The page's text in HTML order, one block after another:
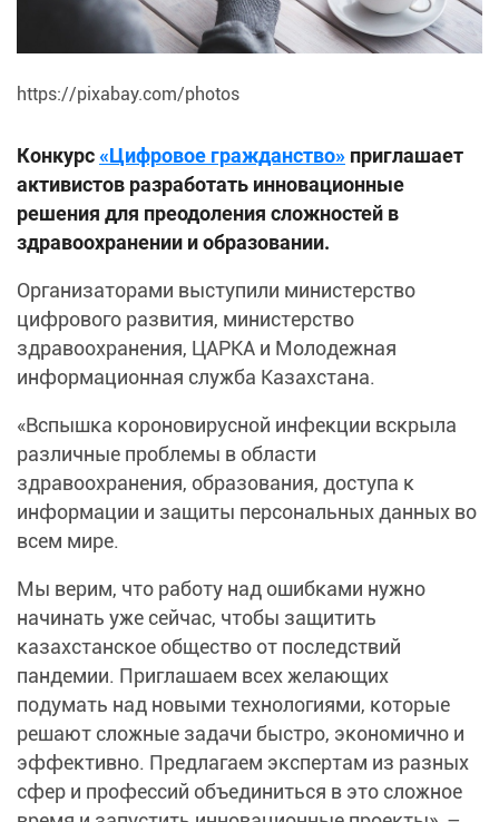
https://pixabay.com/photos
Конкурс«Цифровое гражданство» приглашает
активистов разработать инновационные
решения для преодоления сложностей в
здравоохранении и образовании.
Организаторами выступили министерство
цифрового развития, министерство
здравоохранения, ЦАРКА и Молодежная
информационная служба Казахстана.
«Вспышка короновирусной инфекции вскрыла
различные проблемы в области
здравоохранения, образования, доступа к
информации и защиты персональных данных во
всем мире.
Мы верим, что работу над ошибками нужно
начинать уже сейчас, чтобы защитить
казахстанское общество от последствий
пандемии. Приглашаем всех желающих
подумать над новыми технологиями, которые
решают сложные задачи быстро, экономично и
эффективно. Предлагаем экспертам из разных
сфер и профессий объединиться в это сложное